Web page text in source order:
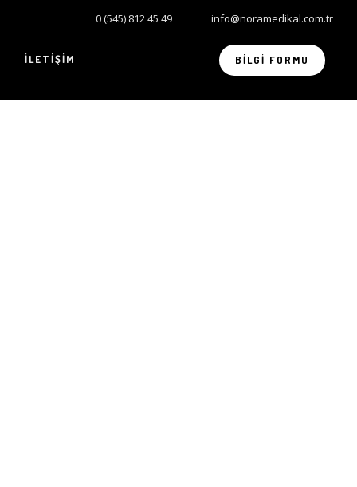
0 (545) 812 45 49 info@noramedikal.com.tr
İLETIŞIM BILGI FORMU